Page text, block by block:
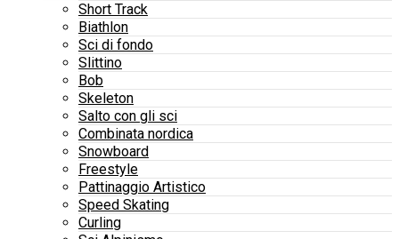
Short Track
Biathlon
Sci di fondo
Slittino
Bob
Skeleton
Salto con gli sci
Combinata nordica
Snowboard
Freestyle
Pattinaggio Artistico
Speed Skating
Curling